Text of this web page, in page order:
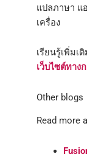
แปลภาษา แ
เครื่อง
เรียนรู้เพิ่มเ
เว็บไซต์ทาง
Other blogs
Read more